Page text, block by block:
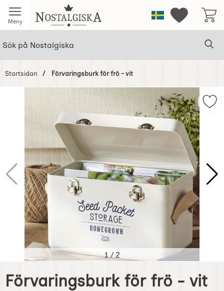
Meny Startsidan för NostalgiskaSverigeMina
Startsidan Förvaringsburk för frö - vit
1/ 2
Förvaringsburk för frö - vit